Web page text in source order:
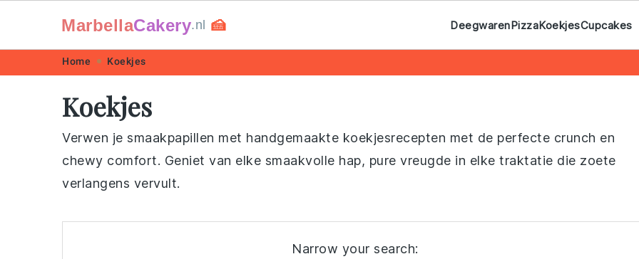
MarbellaCakery.nl 🍰 DeegwarenPizzaKoekjesCupcakes
Home Koekjes
Koekjes
Verwen je smaakpapillen met handgemaakte koekjesrecepten met de perfecte crunch en
chewy comfort. Geniet van elke smaakvolle hap, pure vreugde in elke traktatie die zoete
verlangens vervult.
Narrow your search: